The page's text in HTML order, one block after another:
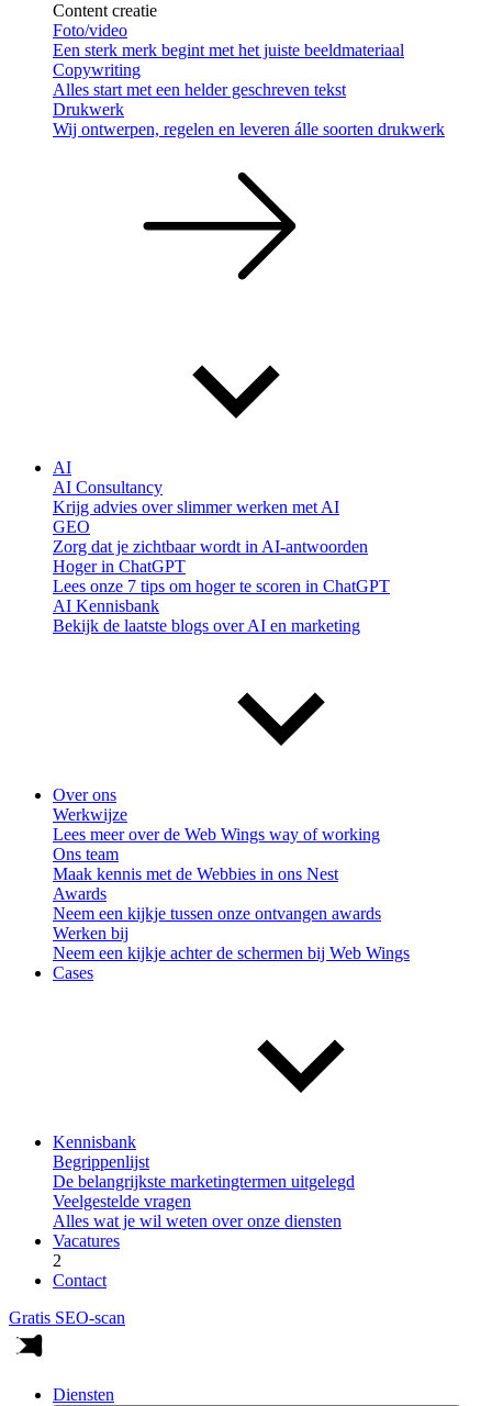
Content creatie
Foto/video
Een sterk merk begint met het juiste beeldmateriaal
Copywriting
Alles start met een helder geschreven tekst
Drukwerk
Wij ontwerpen, regelen en leveren álle soorten drukwerk
AI
AI Consultancy
Krijg advies over slimmer werken met AI
GEO
Zorg dat je zichtbaar wordt in AI-antwoorden
Hoger in ChatGPT
Lees onze 7 tips om hoger te scoren in ChatGPT
AI Kennisbank
Bekijk de laatste blogs over AI en marketing
Over ons
Werkwijze
Lees meer over de Web Wings way of working
Ons team
Maak kennis met de Webbies in ons Nest
Awards
Neem een kijkje tussen onze ontvangen awards
Werken bij
Neem een kijkje achter de schermen bij Web Wings
Cases
Kennisbank
Begrippenlijst
De belangrijkste marketingtermen uitgelegd
Veelgestelde vragen
Alles wat je wil weten over onze diensten
Vacatures
2
Contact
Gratis SEO-scan
Diensten